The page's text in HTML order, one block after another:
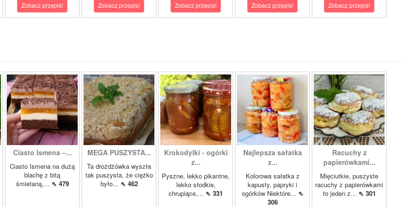
Zobacz przepis! Zobacz przepis! Zobacz przepis! Zobacz przepis! Zobacz przepis!
Ciasto Ismena –...
Ciasto Ismena na dużą
blachę z bitą
śmietaną,... ⇖ 479
MEGA PUSZYSTA...
Ta drożdżówka wyszła
tak puszysta, że ciężko
było... ⇖ 462
Krokodylki - ogórki
z...
Pyszne, lekko pikantne,
lekko słodkie,
chrupiące,... ⇖ 331
Najlepsza sałatka
z...
Kolorowa sałatka z
kapusty, papryki i
ogórków Niektóre... ⇖
306
Racuchy z
papierówkami...
Mięciutkie, puszyste
racuchy z papierówkami
to jeden z... ⇖ 301